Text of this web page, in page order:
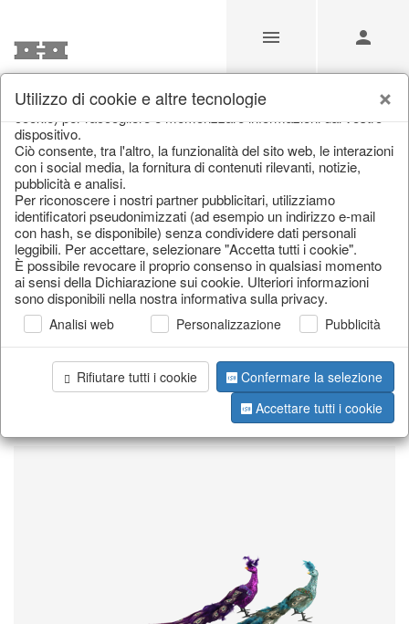
I nostri prodotti per i
rivenditori
Home/I nostri prodotti per i rivenditori/
Primavera e estate /Farfalle e uccelli
Pagina 1 da 55 Articolo
Utilizzo di cookie e altre tecnologie
Il nostro sito web utilizza cookie e tecnologie simili (di seguito:
cookie) per raccogliere e memorizzare informazioni dal vostro
dispositivo.
Ciò consente, tra l'altro, la funzionalità del sito web, le interazioni
con i social media, la fornitura di contenuti rilevanti, notizie,
pubblicità e analisi.
Per riconoscere i nostri partner pubblicitari, utilizziamo
identificatori pseudonimizzati (ad esempio un indirizzo e-mail
con hash, se disponibile) senza condividere dati personali
leggibili. Per accettare, selezionare "Accetta tutti i cookie".
È possibile revocare il proprio consenso in qualsiasi momento
ai sensi della Dichiarazione sui cookie. Ulteriori informazioni
sono disponibili nella nostra informativa sulla privacy.
Analisi web Personalizzazione Pubblicità
Rifiutare tutti i cookie
Confermare la selezione
Accettare tutti i cookie